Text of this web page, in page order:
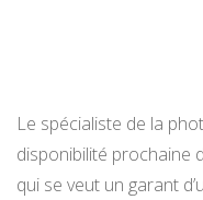
Le spécialiste de la
disponibilité prochaine
qui se veut un garant